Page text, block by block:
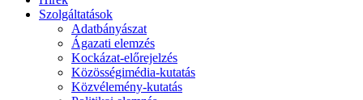
Szolgáltatások
Adatbányászat
Ágazati elemzés
Kockázat-előrejelzés
Közösségimédia-kutatás
Közvélemény-kutatás